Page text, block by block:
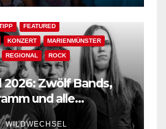
FEATURED
KONZERT MARIENMÜNSTER
REGIONAL ROCK
2026: Zwölf Bands,
und alle
WILDWECHSEL